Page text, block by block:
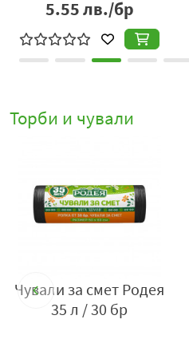
5.55лв./бр
Торби и чували
Чували за смет Родея
35 л / 30 бр